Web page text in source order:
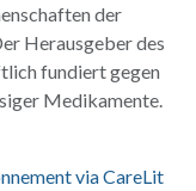
der
Herausgeber des
fundiert gegen
Medikamente.
via CareLit